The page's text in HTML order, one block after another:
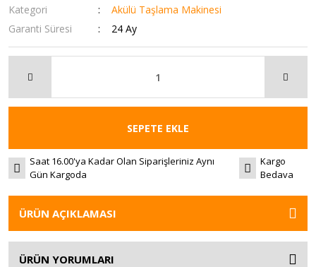
Kategori
Akülü Taşlama Makinesi
Garanti Süresi
24 Ay
SEPETE EKLE
Saat 16.00'ya Kadar Olan Siparişleriniz Aynı
Gün Kargoda
Kargo
Bedava
ÜRÜN AÇIKLAMASI
ÜRÜN YORUMLARI